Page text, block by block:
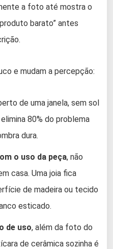
a foto até mostra o
barato” antes
e mudam a percepção:
de uma janela, sem sol
80% do problema
dura.
o uso da peça, não
casa. Uma joia fica
de madeira ou tecido
esticado.
de uso, além da foto do
de cerâmica sozinha é